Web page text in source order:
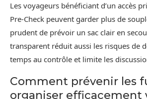
Les voyageurs bénéficiant d’un accès
Pre-Check peuvent garder plus de
prudent de prévoir un sac clair en
transparent réduit aussi les risques de
temps au contrôle et limite les
Comment prévenir les
organiser efficacement